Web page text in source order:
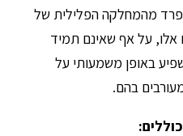
מהמחלקה הפלילית של
אלו, על אף שאינם תמיד
באופן משמעותי על
בהם.